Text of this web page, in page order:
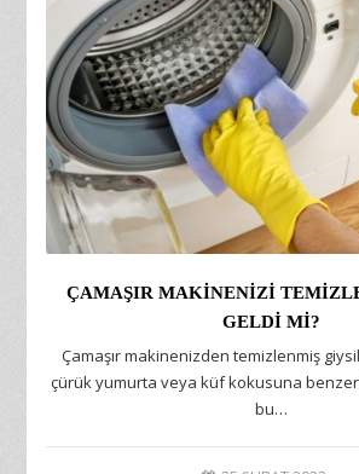
ÇAMAŞIR MAKINENIZI
GELDI MI?
Çamaşır makinenizden temizlenmiş
çürük yumurta veya küf kokusuna benzer
bu…